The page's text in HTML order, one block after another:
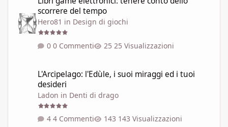
scorrere del tempo
Hero81 in Design di giochi
0 Commenti 25 Visualizzazioni
L'Arcipelago: l'Edùle, i suoi miraggi ed i tuoi
desideri
Ladon in Denti di drago
4 Commenti 143 Visualizzazioni